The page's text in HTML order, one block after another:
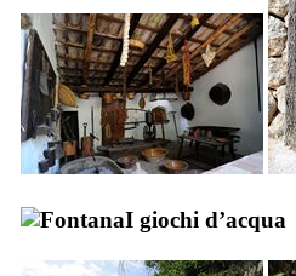
I giochi d’acqua